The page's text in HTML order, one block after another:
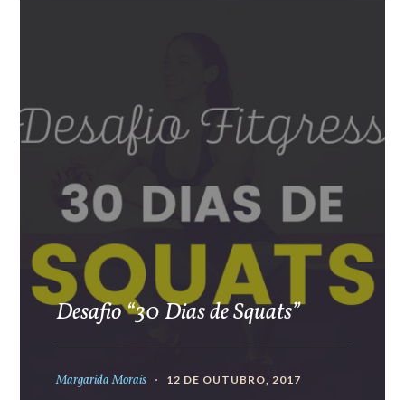
Desafio “30 Dias de Squats”
Margarida Morais 12 DE OUTUBRO, 2017